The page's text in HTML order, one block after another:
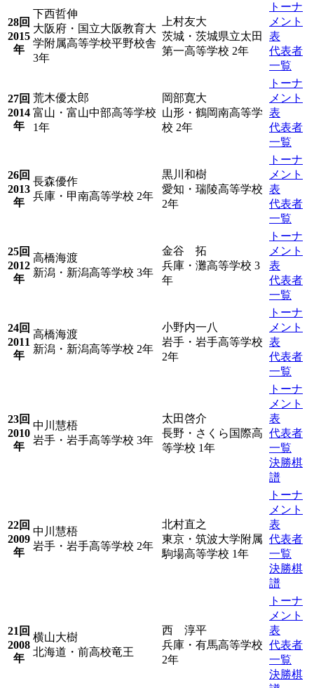
28回
2015
年
下西哲伸
大阪府・国立大阪教育大
学附属高等学校平野校舎
3年
上村友大
茨城・茨城県立太田
第一高等学校 2年
トーナ
メント
表
代表者
一覧
27回
2014
年
荒木優太郎
富山・富山中部高等学校
1年
岡部寛大
山形・鶴岡南高等学
校 2年
トーナ
メント
表
代表者
一覧
26回
2013
年
長森優作
兵庫・甲南高等学校 2年
黒川和樹
愛知・瑞陵高等学校
2年
トーナ
メント
表
代表者
一覧
25回
2012
年
高橋海渡
新潟・新潟高等学校 3年
金谷 拓
兵庫・灘高等学校 3
年
トーナ
メント
表
代表者
一覧
24回
2011
年
高橋海渡
新潟・新潟高等学校 2年
小野内一八
岩手・岩手高等学校
2年
トーナ
メント
表
代表者
一覧
23回
2010
年
中川慧梧
岩手・岩手高等学校 3年
太田啓介
長野・さくら国際高
等学校 1年
トーナ
メント
表
代表者
一覧
決勝棋
譜
22回
2009
年
中川慧梧
岩手・岩手高等学校 2年
北村直之
東京・筑波大学附属
駒場高等学校 1年
トーナ
メント
表
代表者
一覧
決勝棋
譜
21回
2008
年
横山大樹
北海道・前高校竜王
西 淳平
兵庫・有馬高等学校
2年
トーナ
メント
表
代表者
一覧
決勝棋